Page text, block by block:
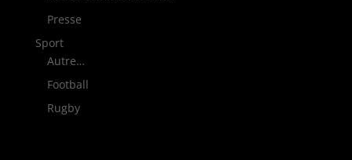
Presse
Sport
Autre…
Football
Rugby